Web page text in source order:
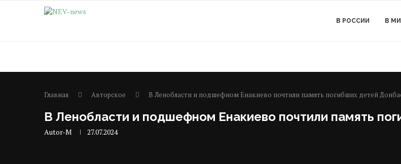
В РОССИИ В
Главная Авторское В Ленобласти и подшефном Енакиево почтили память погибших детей
В Ленобласти и подшефном Енакиево почтили память
Autor-M 27.07.2024